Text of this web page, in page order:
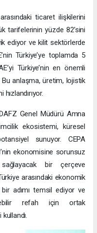
ticaret ilişkilerini
tarifelerinin yüzde 82’sini
ediyor ve kilit sektörlerde
Türkiye’ye toplamda 5
Türkiye’nin en önemli
Bu anlaşma, üretim, lojistik
Genel Müdürü Amna
ekosistemi, küresel
sunuyor. CEPA
ekonomisine sorunsuz
bir çerçeve
arasındaki ekonomik
adımı temsil ediyor ve
refah için ortak